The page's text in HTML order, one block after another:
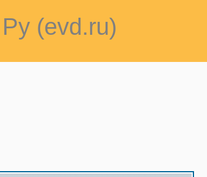
(evd.ru)